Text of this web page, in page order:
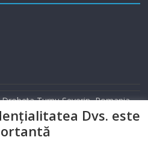
Turnu Severin, Romania
Dvs. este